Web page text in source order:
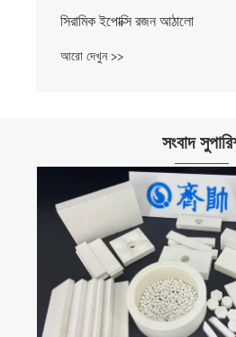
সিরামিক ইপোক্সি রজন আঠালো
আরো দেখুন >>
সংবাদ